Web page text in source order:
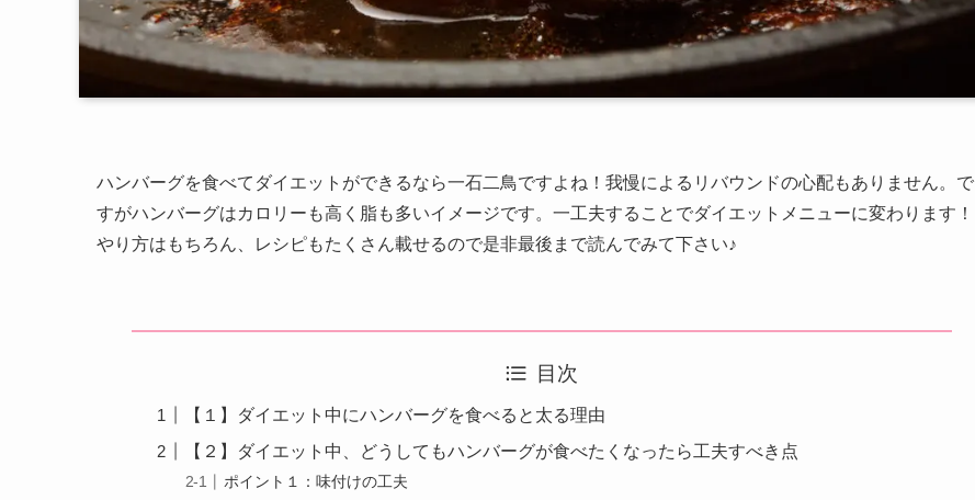
ハンバーグを食べてダイエットができるなら一石二鳥ですよね！我慢によるリバウンドの心配もありません。で
すがハンバーグはカロリーも高く脂も多いイメージです。一工夫することでダイエットメニューに変わります！
やり方はもちろん、レシピもたくさん載せるので是非最後まで読んでみて下さい♪
目次
【１】ダイエット中にハンバーグを食べると太る理由
【２】ダイエット中、どうしてもハンバーグが食べたくなったら工夫すべき点
ポイント１：味付けの工夫